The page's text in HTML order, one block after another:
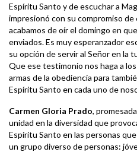
Espíritu Santo y de escuchar a
impresionó con su compromiso
acabamos de oír el domingo en
enviados. Es muy esperanzador
su opción de servir al Señor en la
Que ese testimonio nos haga a
armas de la obediencia para
Espíritu Santo en cada uno de
Carmen Gloria Prado,
unidad en la diversidad que
Espíritu Santo en las personas
un grupo diverso de personas: